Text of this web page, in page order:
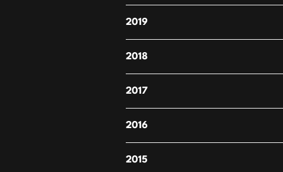
2019
2018
2017
2016
2015